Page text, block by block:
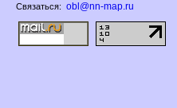
Связаться: obl@nn-map.ru